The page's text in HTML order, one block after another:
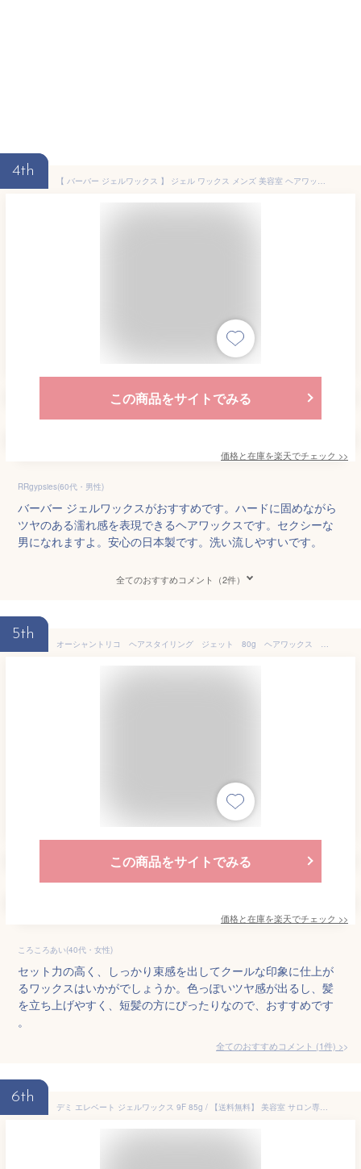
4th
【 バーバー ジェルワックス 】 ジェル ワックス メンズ 美容室 ヘアワックス スタイリング剤 パーマ ウェーブ 整髪料 男性用 ハードワックス ヘアーワックス 濡れ感 男性用整髪料 スタイリングジェル ヘアワックスメンズ ウェット 濡れ髪 髪の毛 高級 ヘアジェル 男性ギフト
この商品をサイトでみる
価格と在庫を楽天でチェック >>
RRgypsies(60代・男性)
バーバー ジェルワックスがおすすめです。ハードに固めながら
ツヤのある濡れ感を表現できるヘアワックスです。セクシーな
男になれますよ。安心の日本製です。洗い流しやすいです。
全てのおすすめコメント（2件）
5th
オーシャントリコ ヘアスタイリング ジェット 80g ヘアワックス サロン品質(配送区分:A2)
この商品をサイトでみる
価格と在庫を楽天でチェック >>
ころころあい(40代・女性)
セット力の高く、しっかり束感を出してクールな印象に仕上が
るワックスはいかがでしょうか。色っぽいツヤ感が出るし、髪
を立ち上げやすく、短髪の方にぴったりなので、おすすめです
。
全てのおすすめコメント (1件) >
6th
デミ エレベート ジェルワックス 9F 85g / 【送料無料】 美容室 サロン専売品 美容院 ヘアケア スタイリング剤 メンズ マット ツヤ 束感 パーマ キープ